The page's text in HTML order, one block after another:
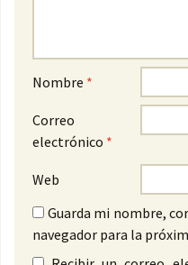
Nombre *
Correo
electrónico *
Web
Guarda mi nombre,
navegador para la